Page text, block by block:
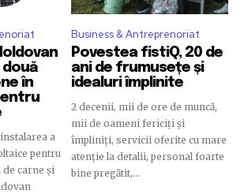
button below. Don't worry, we respect
spam your inbox. Your information is
SUBSCRIBE
două
în
a
pentru
de carne și
Business & Antreprenoriat
Povestea fistiQ, 20 de
ani de frumusețe și
idealuri împlinite
2 decenii, mii de ore de muncă,
mii de oameni fericiți și
împliniți, servicii oferite cu mare
atenție la detalii, personal foarte
bine pregătit,...